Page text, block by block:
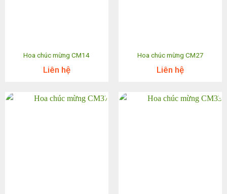
Hoa chúc mừng CM14
Liên hệ
Hoa chúc mừng CM27
Liên hệ